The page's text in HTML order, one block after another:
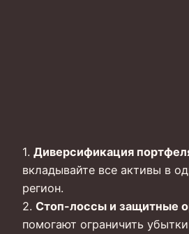
1. Диверсификация
вкладывайте все активы в
регион.
2. Стоп-лоссы и защитные
помогают ограничить